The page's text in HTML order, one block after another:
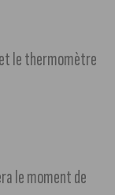
le thermomètre
le moment de